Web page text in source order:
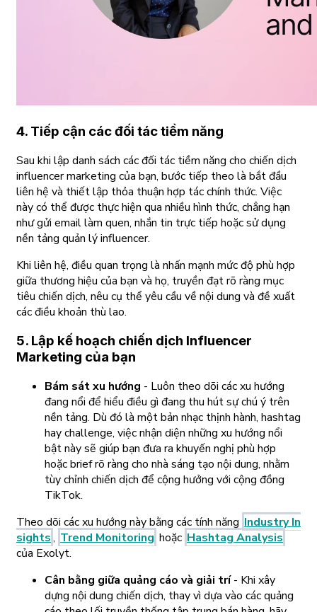
4. Tiếp cận các đối tác tiềm năng
Sau khi lập danh sách các đối tác tiềm năng cho chiến dịch
influencer marketing của bạn, bước tiếp theo là bắt đầu
liên hệ và thiết lập thỏa thuận hợp tác chính thức. Việc
này có thể được thực hiện qua nhiều hình thức, chẳng hạn
như gửi email làm quen, nhắn tin trực tiếp hoặc sử dụng
nền tảng quản lý influencer.
Khi liên hệ, điều quan trọng là nhấn mạnh mức độ phù hợp
giữa thương hiệu của bạn và họ, truyền đạt rõ ràng mục
tiêu chiến dịch, nêu cụ thể yêu cầu về nội dung và đề xuất
các điều khoản thù lao.
5. Lập kế hoạch chiến dịch Influencer
Marketing của bạn
Bám sát xu hướng - Luôn theo dõi các xu hướng
đang nổi để hiểu điều gì đang thu hút sự chú ý trên
nền tảng. Dù đó là một bản nhạc thịnh hành, hashtag
hay challenge, việc nhận diện những xu hướng nổi
bật này sẽ giúp bạn đưa ra khuyến nghị phù hợp
hoặc brief rõ ràng cho nhà sáng tạo nội dung, nhằm
tùy chỉnh chiến dịch để cộng hưởng với cộng đồng
TikTok.
Theo dõi các xu hướng này bằng các tính năng Industry In
sights, Trend Monitoring hoặc Hashtag Analysis
của Exolyt.
Cân bằng giữa quảng cáo và giải trí- Khi xây
dựng nội dung chiến dịch, thay vì dựa vào các quảng